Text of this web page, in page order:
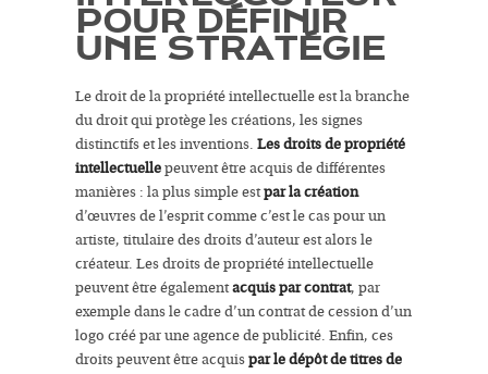
POUR DÉFINIR
UNE STRATÉGIE
Le droit de la propriété intellectuelle est la branche
du droit qui protège les créations, les signes
distinctifs et les inventions. Les droits de propriété
intellectuellepeuvent être acquis de différentes
manières : la plus simple estpar la création
d’œuvres de l’esprit comme c’est le cas pour un
artiste, titulaire des droits d’auteur est alors le
créateur. Les droits de propriété intellectuelle
peuvent être égalementacquis par contrat, par
exemple dans le cadre d’un contrat de cession d’un
logo créé par une agence de publicité. Enfin, ces
droits peuvent être acquispar le dépôt de titres de